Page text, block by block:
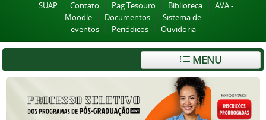
SUAP Contato Pag Tesouro Biblioteca
AVA -
Moodle
Documentos
Sistema de
eventos
Periódicos Ouvidoria
MENU